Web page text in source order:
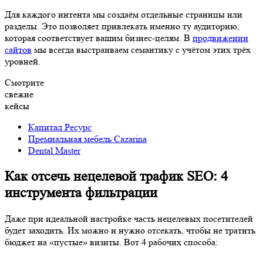
Для каждого интента мы создаём отдельные страницы или
разделы. Это позволяет привлекать именно ту аудиторию,
которая соответствует вашим бизнес-целям. В продвижении
сайтов мы всегда выстраиваем семантику с учётом этих трёх
уровней.
Смотрите
свежие
кейсы
Капитал Ресурс
Премиальная мебель Cazarina
Dental Master
Как отсечь нецелевой трафик SEO: 4
инструмента фильтрации
Даже при идеальной настройке часть нецелевых посетителей
будет заходить. Их можно и нужно отсекать, чтобы не тратить
бюджет на «пустые» визиты. Вот 4 рабочих способа: